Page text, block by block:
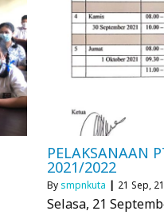
PELAKSANAAN
2021/2022
By smpnkuta | 21 Sep, 21
Selasa, 21